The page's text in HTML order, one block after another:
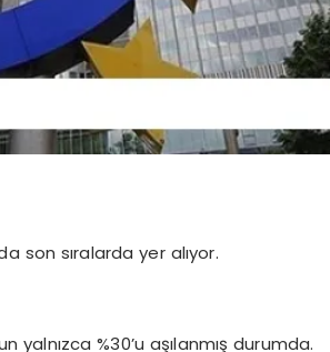
son sıralarda yer alıyor.
yalnızca %30’u aşılanmış durumda.